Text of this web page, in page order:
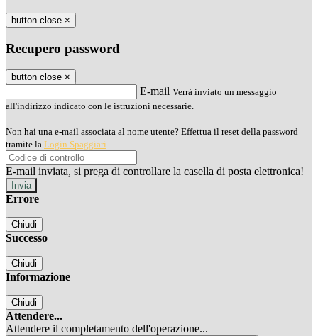
button close ×
Recupero password
button close ×
E-mail Verrà inviato un messaggio
all'indirizzo indicato con le istruzioni necessarie.
Non hai una e-mail associata al nome utente? Effettua il reset della password
tramite la Login Spaggiari
E-mail inviata, si prega di controllare la casella di posta elettronica!
Errore
Chiudi
Successo
Chiudi
Informazione
Chiudi
Attendere...
Attendere il completamento dell'operazione...